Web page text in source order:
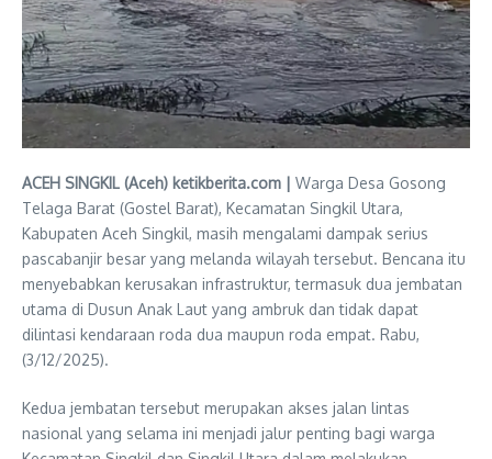
ACEH SINGKIL (Aceh) ketikberita.com | Warga Desa Gosong
Telaga Barat (Gostel Barat), Kecamatan Singkil Utara,
Kabupaten Aceh Singkil, masih mengalami dampak serius
pascabanjir besar yang melanda wilayah tersebut. Bencana itu
menyebabkan kerusakan infrastruktur, termasuk dua jembatan
utama di Dusun Anak Laut yang ambruk dan tidak dapat
dilintasi kendaraan roda dua maupun roda empat. Rabu,
(3/12/2025).
Kedua jembatan tersebut merupakan akses jalan lintas
nasional yang selama ini menjadi jalur penting bagi warga